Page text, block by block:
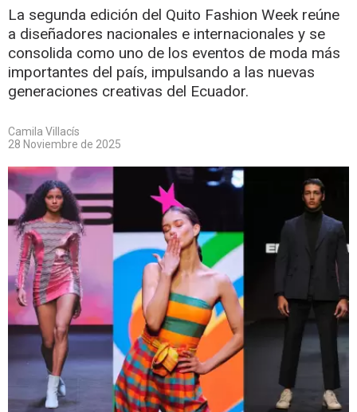
La segunda edición del Quito Fashion Week reúne
a diseñadores nacionales e internacionales y se
consolida como uno de los eventos de moda más
importantes del país, impulsando a las nuevas
generaciones creativas del Ecuador.
Camila Villacís
28 Noviembre de 2025